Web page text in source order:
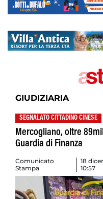
GIUDIZIARIA
SEGNALATO CITTADINO CINESE
Mercogliano, oltre
Guardia di Finanza
Comunicato
Stampa
18
10:57